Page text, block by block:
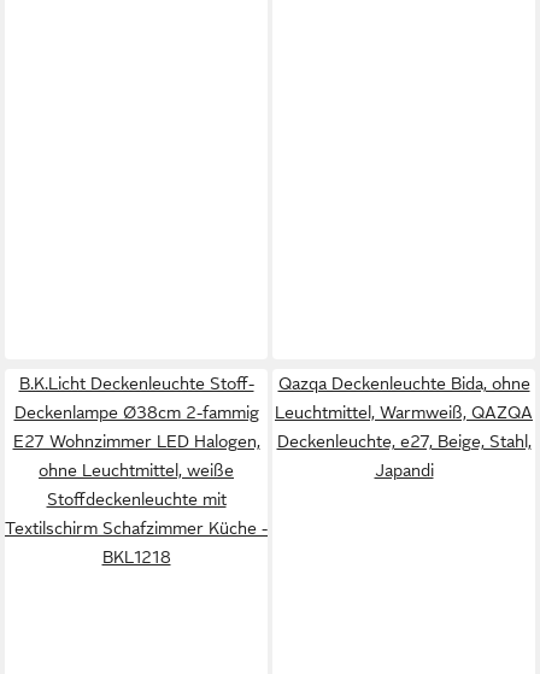
B.K.Licht Deckenleuchte Stoff-
Deckenlampe Ø38cm 2-fammig
E27 Wohnzimmer LED Halogen,
ohne Leuchtmittel, weiße
Stoffdeckenleuchte mit
Textilschirm Schafzimmer Küche -
BKL1218
Qazqa Deckenleuchte Bida, ohne
Leuchtmittel, Warmweiß, QAZQA
Deckenleuchte, e27, Beige, Stahl,
Japandi